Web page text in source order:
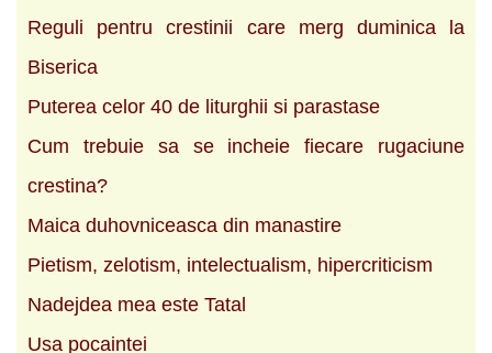
Reguli pentru crestinii care merg duminica la
Biserica
Puterea celor 40 de liturghii si parastase
Cum trebuie sa se incheie fiecare rugaciune
crestina?
Maica duhovniceasca din manastire
Pietism, zelotism, intelectualism, hipercriticism
Nadejdea mea este Tatal
Usa pocaintei